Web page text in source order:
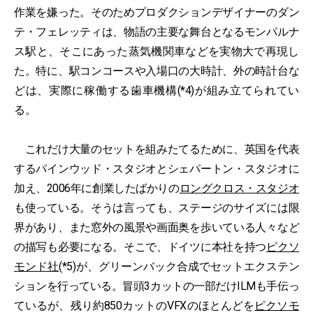
作業を嫌った。そのためプロダクションデザイナーのダン
テ・フェレッティは、物語の主要な舞台となるモンパルナ
ス駅と、そこにあった蒸気機関車などを実物大で再現し
た。特に、駅コンコースや入場口の大時計、外の時計台な
どは、実際に稼働する歯車機構(*4)が組み立てられてい
る。
これだけ大量のセットを組みたてるために、英国を代表
するパインウッド・スタジオとシェパートン・スタジオに
加え、2006年に創業したばかりのロングクロス・スタジオ
も使っている。そうは言っても、ステージのサイズには限
界があり、また窓外の風景や画面奥を歩いている人々など
の描写も必要になる。そこで、ドイツに本社を持つ ピクソ
モンド社(*5)が、グリーンバック合成でセットエクステン
ションを行っている。冒頭3カットの一部だけILMも手伝っ
ているが、残り約850カットのVFXのほとんどを ピクソモ